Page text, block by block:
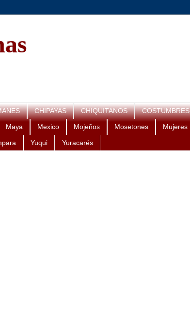
CHIPAYAS CHIQUITANOS COSTUMBRES
Maya Mexico Mojeños Mosetones Mujeres
Yuqui Yuracarés